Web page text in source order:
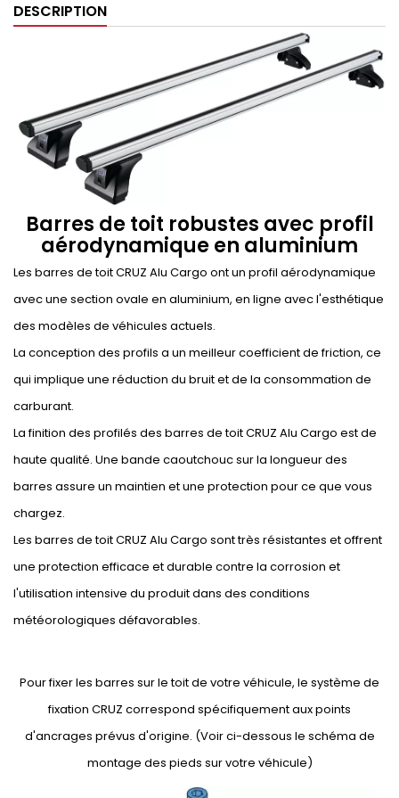
DESCRIPTION
Barres de toit robustes avec profil
aérodynamique en aluminium
Les barres de toit CRUZ Alu Cargo ont un profil aérodynamique
avec une section ovale en aluminium, en ligne avec l'esthétique
des modèles de véhicules actuels.
La conception des profils a un meilleur coefficient de friction, ce
qui implique une réduction du bruit et de la consommation de
carburant.
La finition des profilés des barres de toit CRUZ Alu Cargo est de
haute qualité. Une bande caoutchouc sur la longueur des
barres assure un maintien et une protection pour ce que vous
chargez.
Les barres de toit CRUZ Alu Cargo sont très résistantes et offrent
une protection efficace et durable contre la corrosion et
l'utilisation intensive du produit dans des conditions
météorologiques défavorables.
Pour fixer les barres sur le toit de votre véhicule, le système de
fixation CRUZ correspond spécifiquement aux points
d'ancrages prévus d'origine. (Voir ci-dessous le schéma de
montage des pieds sur votre véhicule)